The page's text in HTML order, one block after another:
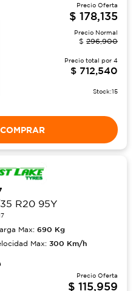
Precio Oferta
$ 178,135
Precio Normal
$ 296,900
Precio total por 4
$ 712,540
Stock:15
COMPRAR
R20 95Y
Max: 690 Kg
Max: 300 Km/h
Precio Oferta
$ 115,959